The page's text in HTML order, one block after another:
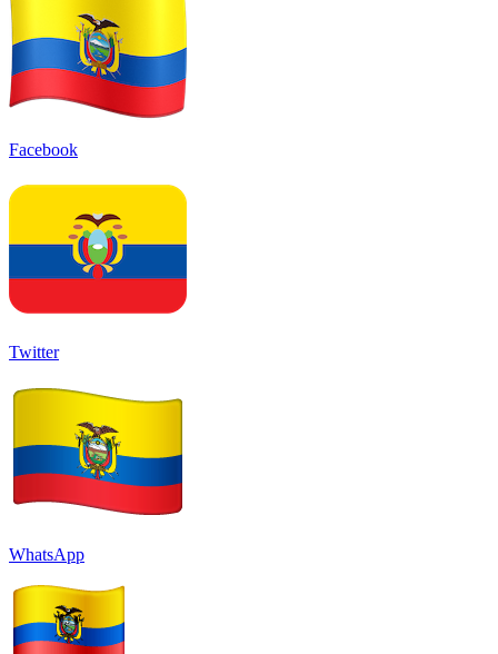
Facebook
Twitter
WhatsApp